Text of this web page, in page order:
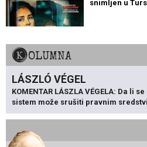
snimljen u
KOLUMNA
LÁSZLÓ VÉGEL
KOMENTAR LÁSZLA VÉGELA: Da li
sistem može srušiti pravnim